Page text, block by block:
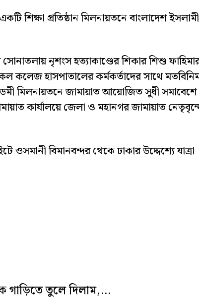
শিক্ষা প্রতিষ্ঠান মিলনায়তনে বাংলাদেশ ইসলামী
নৃশংস হত্যাকাণ্ডের শিকার শিশু
কলেজ হাসপাতালের কর্মকর্তাদের সাথে
মিলনায়তনে জামায়াত আয়োজিত সুধী সমাবেশে
কার্যালয়ে জেলা ও মহানগর জামায়াত
বিমানবন্দর থেকে ঢাকার উদ্দেশ্যে যাত্রা
গাড়িতে তুলে দিলাম,...